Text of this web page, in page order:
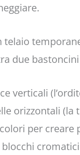
telaio
due
verticali
orizzontali (la
per creare